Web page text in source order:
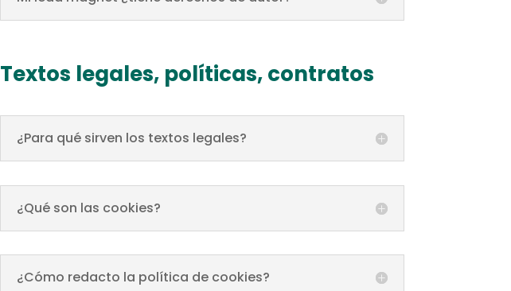
Textos legales, políticas, contratos
¿Para qué sirven los textos legales?
¿Qué son las cookies?
¿Cómo redacto la política de cookies?